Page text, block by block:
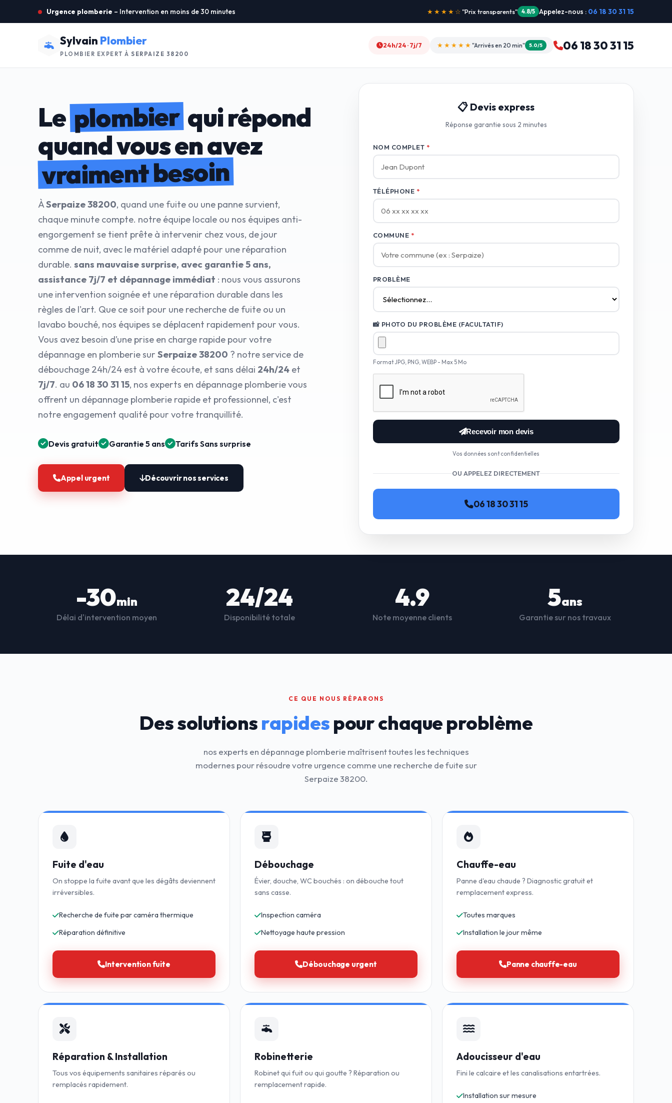
Urgence plomberie – Intervention en moins de 30 minutes ★★★★★ "Intervention dimanche" 5.0/5 Appelez-nous : 06 18 30 31 15
Sylvain Plombier
PLOMBIER EXPERT À SERPAIZE 38200
24h/24 · 7j/7 ★★★★★ "Arrivés en 20 min" 5.0/5 06 18 30 31 15
Leplombierqui répond
quand vous en avez
vraiment besoin
ÀSerpaize 38200, quand une fuite ou une panne survient,
chaque minute compte. notre équipe locale ou nos équipes anti-
engorgement se tient prête à intervenir chez vous, de jour
comme de nuit, avec le matériel adapté pour une réparation
durable. sans mauvaise surprise, avec garantie 5 ans,
assistance 7j/7 et dépannage immédiat : nous vous assurons
une intervention soignée et une réparation durable dans les
règles de l'art. Que ce soit pour une recherche de fuite ou un
lavabo bouché, nos équipes se déplacent rapidement pour vous.
Vous avez besoin d’une prise en charge rapide pour votre
dépannage en plomberie sur Serpaize 38200 ? notre service de
débouchage 24h/24 est à votre écoute, et sans délai 24h/24 et
7j/7. au 06 18 30 31 15, nos experts en dépannage plomberie vous
offrent un dépannage plomberie rapide et professionnel, c'est
notre engagement qualité pour votre tranquillité.
Devis gratuit Garantie 5 ans Tarifs Sans surprise
Appel urgent Découvrir nos services
📋 Devis express
Réponse garantie sous 2 minutes
NOM COMPLET *
TÉLÉPHONE *
COMMUNE *
PROBLÈME
📸 PHOTO DU PROBLÈME (FACULTATIF)
Format JPG, PNG, WEBP - Max 5 Mo
Recevoir mon devis
Vos données sont confidentielles
OU APPELEZ DIRECTEMENT
06 18 30 31 15
-30min
Délai d'intervention moyen
24/24
Disponibilité totale
4.9
Note moyenne clients
5ans
Garantie sur nos travaux
CE QUE NOUS RÉPARONS
Des solutionsrapidespour chaque problème
nos experts en dépannage plomberie maîtrisent toutes les techniques
modernes pour résoudre votre urgence comme une recherche de fuite sur
Serpaize 38200.
Fuite d'eau
On stoppe la fuite avant que les dégâts deviennent
irréversibles.
Recherche de fuite par caméra thermique
Réparation définitive
Intervention fuite
Débouchage
Évier, douche, WC bouchés : on débouche tout
sans casse.
Inspection caméra
Nettoyage haute pression
Débouchage urgent
Chauffe-eau
Panne d'eau chaude ? Diagnostic gratuit et
remplacement express.
Toutes marques
Installation le jour même
Panne chauffe-eau
Réparation & Installation
Tous vos équipements sanitaires réparés ou
remplacés rapidement.
Robinetterie
Robinet qui fuit ou qui goutte ? Réparation ou
remplacement rapide.
Adoucisseur d'eau
Fini le calcaire et les canalisations entartrées.
Installation sur mesure